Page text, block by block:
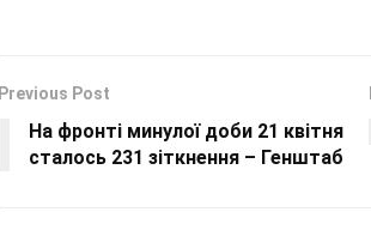
Previous Post
На фронті минулої доби 21 квітня
сталось 231 зіткнення – Генштаб